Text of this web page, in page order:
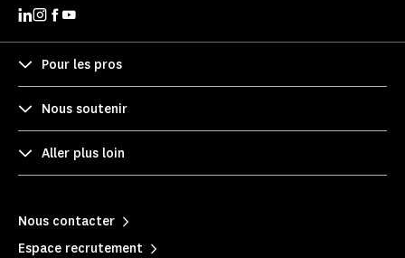
Pour les pros
Nous soutenir
Aller plus loin
Nous contacter
Espace recrutement